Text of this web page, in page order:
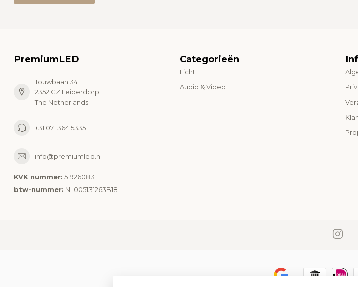
PremiumLED
Touwbaan 34
2352 CZ Leiderdorp
The Netherlands
+31 071 364 5335
info@premiumled.nl
KVK nummer: 51926083
btw-nummer: NL005131263B18
Categorieën
Licht
Audio & Video